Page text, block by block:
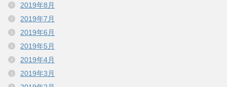
2019年8月
2019年7月
2019年6月
2019年5月
2019年4月
2019年3月